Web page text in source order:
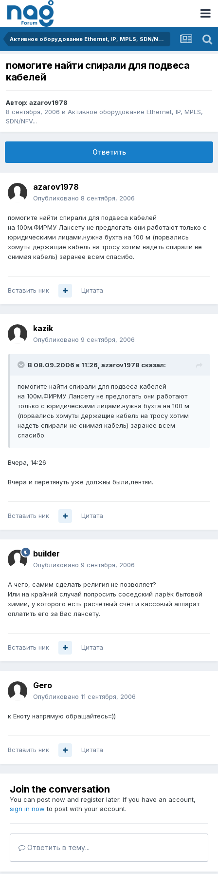
Активное оборудование Ethernet, IP, MPLS, SDN/NFV...
помогите найти спирали для подвеса
кабелей
Автор: azarov1978
8 сентября, 2006 в Активное оборудование Ethernet, IP, MPLS,
SDN/NFV...
Ответить
azarov1978
Опубликовано 8 сентября, 2006
помогите найти спирали для подвеса кабелей
на 100м.ФИРМУ Лансету не предлогать они работают только с
юридическими лицами.нужна бухта на 100 м (порвались
хомуты держащие кабель на тросу хотим надеть спирали не
снимая кабель) заранее всем спасибо.
Вставить ник Цитата
kazik
Опубликовано 9 сентября, 2006
В 08.09.2006 в 11:26, azarov1978 сказал:
помогите найти спирали для подвеса кабелей
на 100м.ФИРМУ Лансету не предлогать они работают
только с юридическими лицами.нужна бухта на 100 м
(порвались хомуты держащие кабель на тросу хотим
надеть спирали не снимая кабель) заранее всем
спасибо.
Вчера, 14:26
Вчера и перетянуть уже должны были,лентяи.
Вставить ник Цитата
builder
Опубликовано 9 сентября, 2006
А чего, самим сделать религия не позволяет?
Или на крайний случай попросить соседский ларёк бытовой
химии, у которого есть расчётный счёт и кассовый аппарат
оплатить его за Вас лансету.
Вставить ник Цитата
Gero
Опубликовано 11 сентября, 2006
к Еноту напрямую обращайтесь=))
Вставить ник Цитата
Join the conversation
You can post now and register later. If you have an account,
sign in now to post with your account.
Ответить в тему...